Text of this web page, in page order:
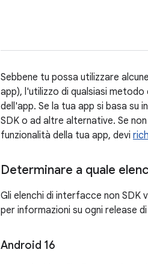
Sebbene tu possa utilizzare
app), l'utilizzo di qualsiasi
dell'app. Se la tua app si basa su
SDK o ad altre alternative. Se
funzionalità della tua app, devi
Determinare a quale
Gli elenchi di interfacce non
per informazioni su ogni release
Android 16